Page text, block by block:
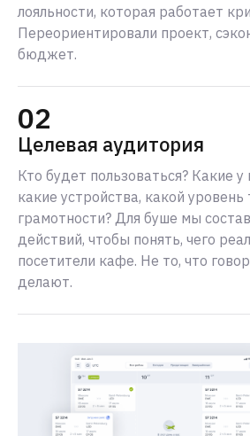
лояльности, которая работает
Переориентировали проект,
бюджет.
02
Целевая аудитория
Кто будет пользоваться? Какие у
какие устройства, какой уровень
грамотности? Для буше мы
действий, чтобы понять, чего
посетители кафе. Не то, что
делают.